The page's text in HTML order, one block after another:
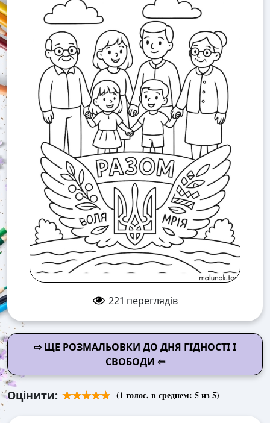
221 переглядів
⇨ ЩЕ РОЗМАЛЬОВКИ ДО ДНЯ ГІДНОСТІ І
СВОБОДИ ⇦
Оцінити: (1 голос, в среднем: 5из 5)